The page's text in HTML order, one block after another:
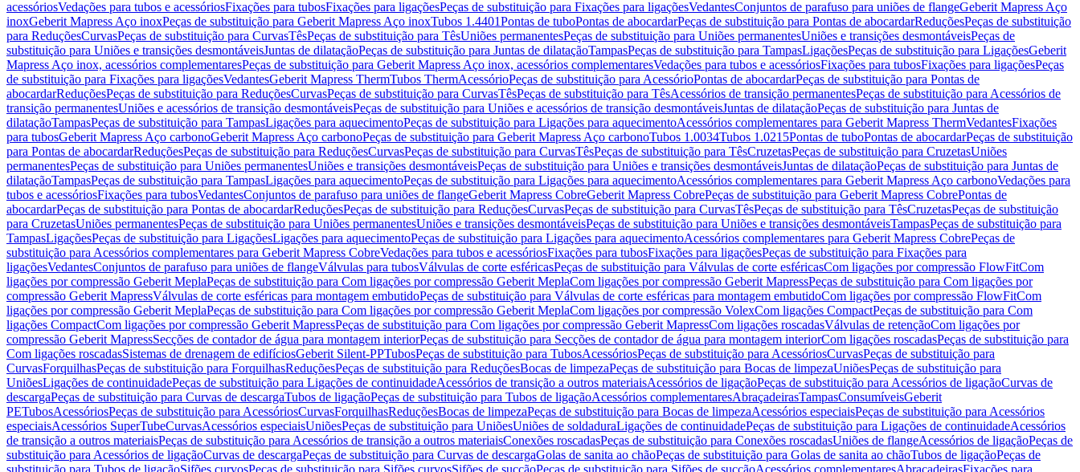
acessóriosVedações para tubos e acessóriosFixações para tubosFixações para ligaçõesPeças de substituição para Fixações para ligaçõesVedantesConjuntos de parafuso para uniões de flangeGeberit Mapress Aço
inoxGeberit Mapress Aço inoxPeças de substituição para Geberit Mapress Aço inoxTubos 1.4401Pontas de tuboPontas de abocardarPeças de substituição para Pontas de abocardarReduçõesPeças de substituição
para ReduçõesCurvasPeças de substituição para CurvasTêsPeças de substituição para TêsUniões permanentesPeças de substituição para Uniões permanentesUniões e transições desmontáveisPeças de
substituição para Uniões e transições desmontáveisJuntas de dilataçãoPeças de substituição para Juntas de dilataçãoTampasPeças de substituição para TampasLigaçõesPeças de substituição para LigaçõesGeberit
Mapress Aço inox, acessórios complementaresPeças de substituição para Geberit Mapress Aço inox, acessórios complementaresVedações para tubos e acessóriosFixações para tubosFixações para ligaçõesPeças
de substituição para Fixações para ligaçõesVedantesGeberit Mapress ThermTubos ThermAcessórioPeças de substituição para AcessórioPontas de abocardarPeças de substituição para Pontas de
abocardarReduçõesPeças de substituição para ReduçõesCurvasPeças de substituição para CurvasTêsPeças de substituição para TêsAcessórios de transição permanentesPeças de substituição para Acessórios de
transição permanentesUniões e acessórios de transição desmontáveisPeças de substituição para Uniões e acessórios de transição desmontáveisJuntas de dilataçãoPeças de substituição para Juntas de
dilataçãoTampasPeças de substituição para TampasLigações para aquecimentoPeças de substituição para Ligações para aquecimentoAcessórios complementares para Geberit Mapress ThermVedantesFixações
para tubosGeberit Mapress Aço carbonoGeberit Mapress Aço carbonoPeças de substituição para Geberit Mapress Aço carbonoTubos 1.0034Tubos 1.0215Pontas de tuboPontas de abocardarPeças de substituição
para Pontas de abocardarReduçõesPeças de substituição para ReduçõesCurvasPeças de substituição para CurvasTêsPeças de substituição para TêsCruzetasPeças de substituição para CruzetasUniões
permanentesPeças de substituição para Uniões permanentesUniões e transições desmontáveisPeças de substituição para Uniões e transições desmontáveisJuntas de dilataçãoPeças de substituição para Juntas de
dilataçãoTampasPeças de substituição para TampasLigações para aquecimentoPeças de substituição para Ligações para aquecimentoAcessórios complementares para Geberit Mapress Aço carbonoVedações para
tubos e acessóriosFixações para tubosVedantesConjuntos de parafuso para uniões de flangeGeberit Mapress CobreGeberit Mapress CobrePeças de substituição para Geberit Mapress CobrePontas de
abocardarPeças de substituição para Pontas de abocardarReduçõesPeças de substituição para ReduçõesCurvasPeças de substituição para CurvasTêsPeças de substituição para TêsCruzetasPeças de substituição
para CruzetasUniões permanentesPeças de substituição para Uniões permanentesUniões e transições desmontáveisPeças de substituição para Uniões e transições desmontáveisTampasPeças de substituição para
TampasLigaçõesPeças de substituição para LigaçõesLigações para aquecimentoPeças de substituição para Ligações para aquecimentoAcessórios complementares para Geberit Mapress CobrePeças de
substituição para Acessórios complementares para Geberit Mapress CobreVedações para tubos e acessóriosFixações para tubosFixações para ligaçõesPeças de substituição para Fixações para
ligaçõesVedantesConjuntos de parafuso para uniões de flangeVálvulas para tubosVálvulas de corte esféricasPeças de substituição para Válvulas de corte esféricasCom ligações por compressão FlowFitCom
ligações por compressão Geberit MeplaPeças de substituição para Com ligações por compressão Geberit MeplaCom ligações por compressão Geberit MapressPeças de substituição para Com ligações por
compressão Geberit MapressVálvulas de corte esféricas para montagem embutidoPeças de substituição para Válvulas de corte esféricas para montagem embutidoCom ligações por compressão FlowFitCom
ligações por compressão Geberit MeplaPeças de substituição para Com ligações por compressão Geberit MeplaCom ligações por compressão VolexCom ligações CompactPeças de substituição para Com
ligações CompactCom ligações por compressão Geberit MapressPeças de substituição para Com ligações por compressão Geberit MapressCom ligações roscadasVálvulas de retençãoCom ligações por
compressão Geberit MapressSecções de contador de água para montagem interiorPeças de substituição para Secções de contador de água para montagem interiorCom ligações roscadasPeças de substituição para
Com ligações roscadasSistemas de drenagem de edifíciosGeberit Silent-PPTubosPeças de substituição para TubosAcessóriosPeças de substituição para AcessóriosCurvasPeças de substituição para
CurvasForquilhasPeças de substituição para ForquilhasReduçõesPeças de substituição para ReduçõesBocas de limpezaPeças de substituição para Bocas de limpezaUniõesPeças de substituição para
UniõesLigações de continuidadePeças de substituição para Ligações de continuidadeAcessórios de transição a outros materiaisAcessórios de ligaçãoPeças de substituição para Acessórios de ligaçãoCurvas de
descargaPeças de substituição para Curvas de descargaTubos de ligaçãoPeças de substituição para Tubos de ligaçãoAcessórios complementaresAbraçadeirasTampasConsumíveisGeberit
PETubosAcessóriosPeças de substituição para AcessóriosCurvasForquilhasReduçõesBocas de limpezaPeças de substituição para Bocas de limpezaAcessórios especiaisPeças de substituição para Acessórios
especiaisAcessórios SuperTubeCurvasAcessórios especiaisUniõesPeças de substituição para UniõesUniões de soldaduraLigações de continuidadePeças de substituição para Ligações de continuidadeAcessórios
de transição a outros materiaisPeças de substituição para Acessórios de transição a outros materiaisConexões roscadasPeças de substituição para Conexões roscadasUniões de flangeAcessórios de ligaçãoPeças de
substituição para Acessórios de ligaçãoCurvas de descargaPeças de substituição para Curvas de descargaGolas de sanita ao chãoPeças de substituição para Golas de sanita ao chãoTubos de ligaçãoPeças de
substituição para Tubos de ligaçãoSifões curvosPeças de substituição para Sifões curvosSifões de sucçãoPeças de substituição para Sifões de sucçãoAcessórios complementaresAbraçadeirasFixações para